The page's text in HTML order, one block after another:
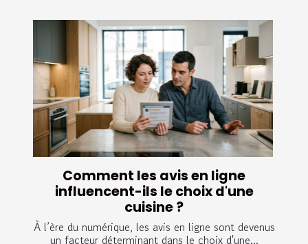
Comment les avis en ligne
influencent-ils le choix d'une
cuisine ?
À l’ère du numérique, les avis en ligne sont devenus
un facteur déterminant dans le choix d'une...